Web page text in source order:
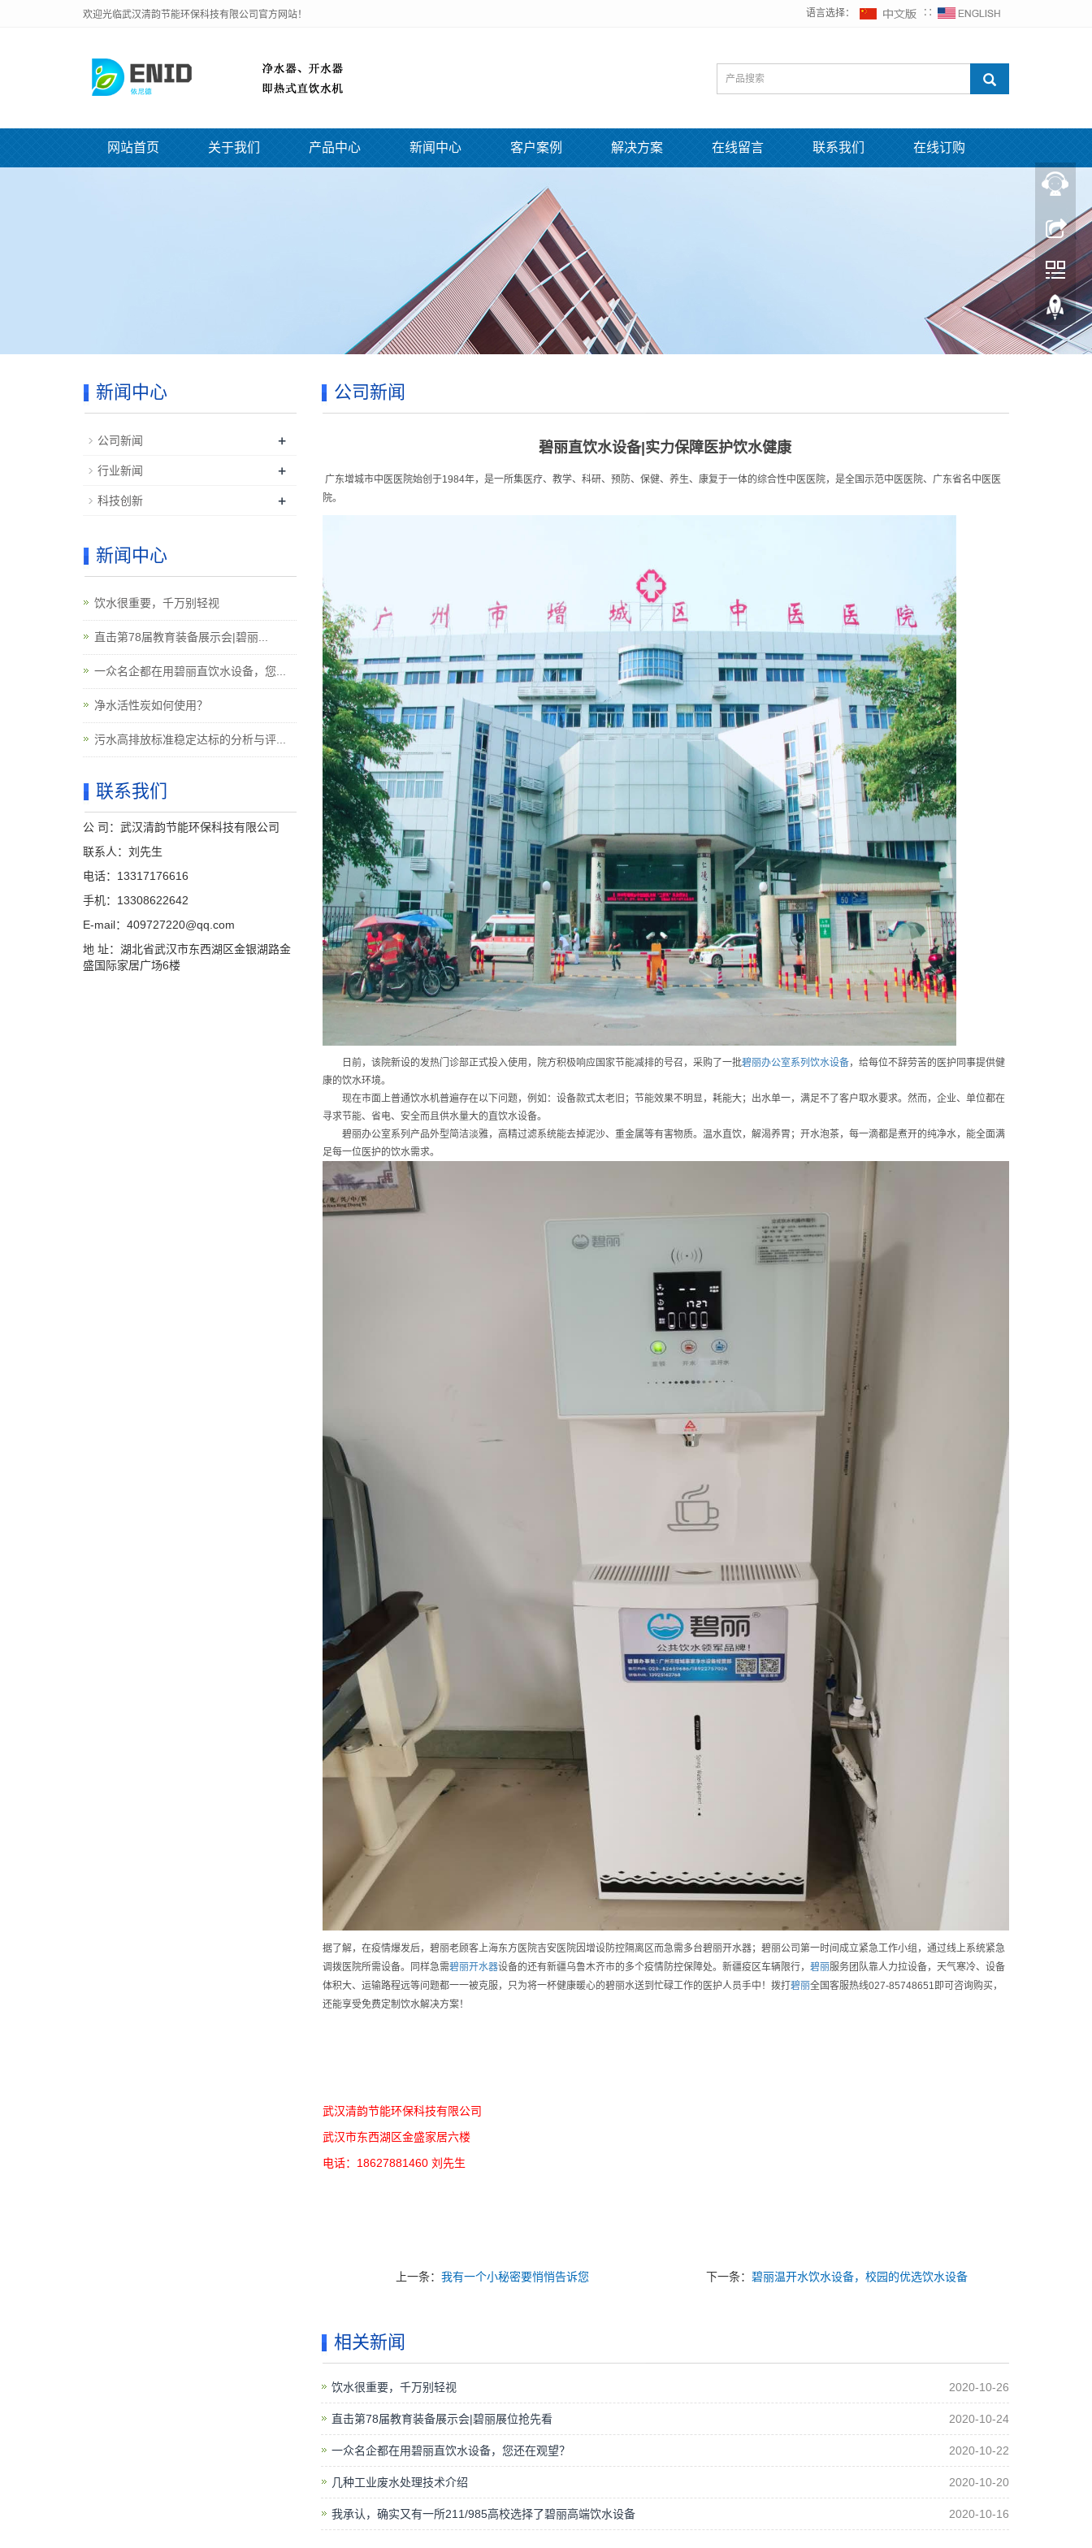
欢迎光临武汉清韵节能环保科技有限公司官方网站！ 语言选择： ∷
网站首页 关于我们 产品中心 新闻中心 客户案例 解决方案 在线留言 联系我们 在线订购
公司新闻
碧丽直饮水设备|实力保障医护饮水健康
广东增城市中医医院始创于1984年，是一所集医疗、教学、科研、预防、保健、养生、康复于一体的综合性中医医院，是全国示范中医医院、广东省名中医医
院。
日前，该院新设的发热门诊部正式投入使用，院方积极响应国家节能减排的号召，采购了一批碧丽办公室系列饮水设备，给每位不辞劳苦的医护同事提供健
康的饮水环境。
现在市面上普通饮水机普遍存在以下问题，例如：设备款式太老旧；节能效果不明显，耗能大；出水单一，满足不了客户取水要求。然而，企业、单位都在
寻求节能、省电、安全而且供水量大的直饮水设备。
碧丽办公室系列产品外型简洁淡雅，高精过滤系统能去掉泥沙、重金属等有害物质。温水直饮，解渴养胃；开水泡茶，每一滴都是煮开的纯净水，能全面满
足每一位医护的饮水需求。
据了解，在疫情爆发后，碧丽老顾客上海东方医院吉安医院因增设防控隔离区而急需多台碧丽开水器；碧丽公司第一时间成立紧急工作小组，通过线上系统紧急
调拨医院所需设备。同样急需碧丽开水器设备的还有新疆乌鲁木齐市的多个疫情防控保障处。新疆疫区车辆限行， 碧丽服务团队靠人力拉设备，天气寒冷、设备
体积大、运输路程远等问题都一一被克服，只为将一杯健康暖心的碧丽水送到忙碌工作的医护人员手中！拨打 碧丽全国客服热线027-85748651即可咨询购买，
还能享受免费定制饮水解决方案！
武汉清韵节能环保科技有限公司
武汉市东西湖区金盛家居六楼
电话：18627881460 刘先生
上一条：我有一个小秘密要悄悄告诉您 下一条：碧丽温开水饮水设备，校园的优选饮水设备
相关新闻
饮水很重要，千万别轻视 2020-10-26
直击第78届教育装备展示会|碧丽展位抢先看 2020-10-24
一众名企都在用碧丽直饮水设备，您还在观望？ 2020-10-22
几种工业废水处理技术介绍 2020-10-20
我承认，确实又有一所211/985高校选择了碧丽高端饮水设备 2020-10-16
新闻中心
公司新闻 +
行业新闻 +
科技创新 +
新闻中心
饮水很重要，千万别轻视
直击第78届教育装备展示会|碧丽...
一众名企都在用碧丽直饮水设备，您...
净水活性炭如何使用？
污水高排放标准稳定达标的分析与评...
联系我们
公 司：武汉清韵节能环保科技有限公司
联系人：刘先生
电话：13317176616
手机：13308622642
E-mail：409727220@qq.com
地 址：湖北省武汉市东西湖区金银湖路金
盛国际家居广场6楼